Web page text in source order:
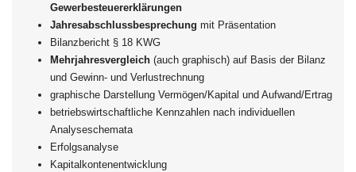
Gewerbesteuererklärungen
Jahresabschlussbesprechung mit Präsentation
Bilanzbericht § 18 KWG
Mehrjahresvergleich(auch graphisch) auf Basis der Bilanz
und Gewinn- und Verlustrechnung
graphische Darstellung Vermögen/Kapital und Aufwand/Ertrag
betriebswirtschaftliche Kennzahlen nach individuellen
Analyseschemata
Erfolgsanalyse
Kapitalkontenentwicklung